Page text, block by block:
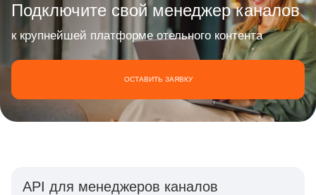
Подключите свой менеджер каналов
к крупнейшей платформе отельного контента
ОСТАВИТЬ ЗАЯВКУ
API для менеджеров каналов